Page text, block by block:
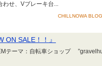
わせ、Vブレーキ台...
CHILLNOWA
ON SALE！！』
テーマ：自転車ショップ